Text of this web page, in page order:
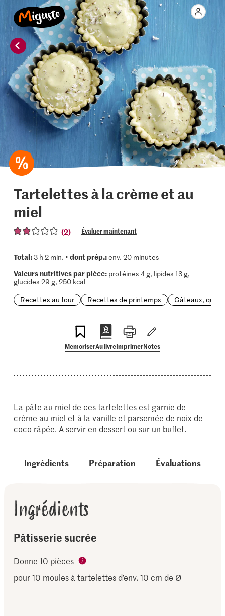
Tartelettes à la crème et au
miel
(2) Évaluer maintenant
Total:3 h 2 min. • dont prép.:env. 20 minutes
Valeurs nutritives par pièce:protéines 4 g, lipides 13 g,
glucides 29 g, 250 kcal
Recettes au four
Recettes de printemps Gâteaux,
MemoriserAu livreImprimerNotes
La pâte au miel de ces tartelettes est garnie de
crème au miel et à la vanille et parsemée de noix de
coco râpée. A servir en dessert ou sur un buffet.
Ingrédients Préparation Évaluations
Ingrédients
Pâtisserie sucrée
Donne 10 pièces
pour 10 moules à tartelettes d’env. 10 cm de Ø